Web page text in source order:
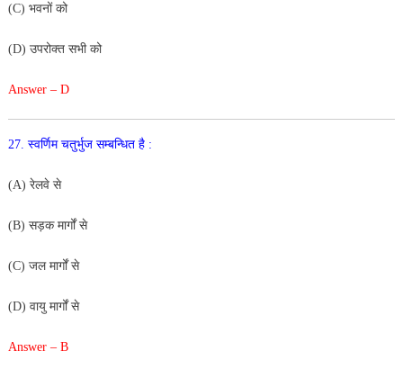
(C) भवनों को
(D) उपरोक्त सभी को
Answer – D
27. स्वर्णिम चतुर्भुज सम्बन्धित है :
(A) रेलवे से
(B) सड़क मार्गों से
(C) जल मार्गों से
(D) वायु मार्गों से
Answer – B